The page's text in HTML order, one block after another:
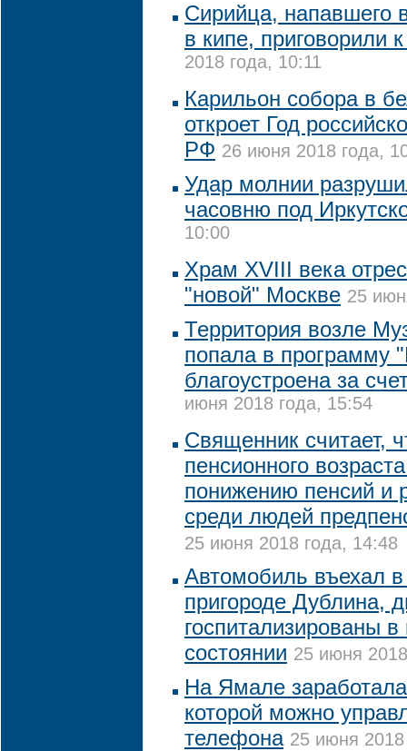
Сирийца, напавшего
в кипе, приговорили
2018 года, 10:11
Карильон собора в
откроет Год
РФ 26 июня 2018 года,
Удар молнии
часовню под
10:00
Храм XVIII века
"новой" Москве 25
Территория возле
попала в программу
благоустроена за
июня 2018 года, 15:54
Cвященник считает,
пенсионного
понижению пенсий и
среди людей
25 июня 2018 года, 14:48
Автомобиль въехал
пригороде Дублина,
госпитализированы в
состоянии 25 июня
На Ямале
которой можно
телефона 25 июня